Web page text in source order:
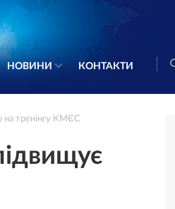
НОВИНИ КОНТАКТИ
на тренінгу КМЄС